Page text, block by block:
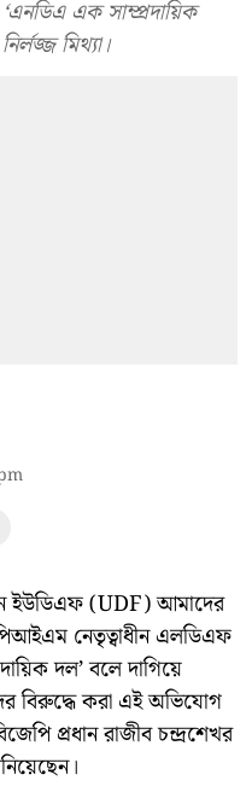
এক সাম্প্রদায়িক
মিথ্যা।
ইউডিএফ (UDF) আমাদের
নেতৃত্বাধীন এলডিএফ
দল’ বলে দাগিয়ে
বিরুদ্ধে করা এই অভিযোগ
প্রধান রাজীব চন্দ্রশেখর